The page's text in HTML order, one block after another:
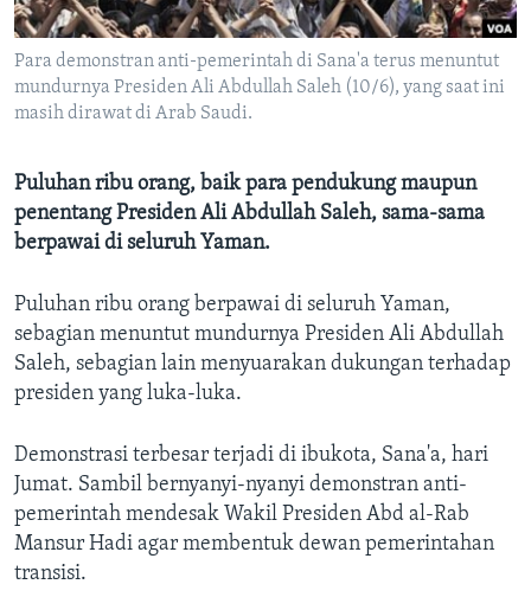
Para demonstran anti-pemerintah di Sana'a terus menuntut
mundurnya Presiden Ali Abdullah Saleh (10/6), yang saat ini
masih dirawat di Arab Saudi.
Puluhan ribu orang, baik para pendukung maupun
penentang Presiden Ali Abdullah Saleh, sama-sama
berpawai di seluruh Yaman.
Puluhan ribu orang berpawai di seluruh Yaman,
sebagian menuntut mundurnya Presiden Ali Abdullah
Saleh, sebagian lain menyuarakan dukungan terhadap
presiden yang luka-luka.
Demonstrasi terbesar terjadi di ibukota, Sana'a, hari
Jumat. Sambil bernyanyi-nyanyi demonstran anti-
pemerintah mendesak Wakil Presiden Abd al-Rab
Mansur Hadi agar membentuk dewan pemerintahan
transisi.